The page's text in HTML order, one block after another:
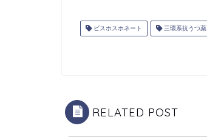
ビスホスホネート 三環系抗うつ薬
RELATED POST